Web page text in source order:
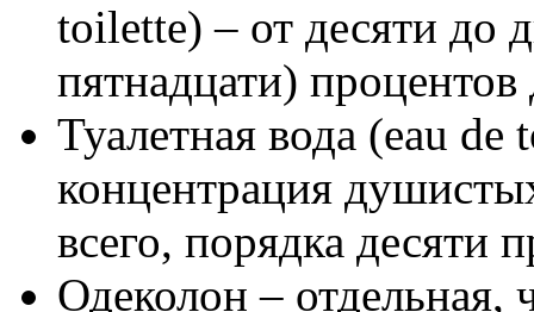
toilette) – от десяти до
пятнадцати)
Туалетная вода (eau
концентрация
всего, порядка десяти
Одеколон – отдельная,